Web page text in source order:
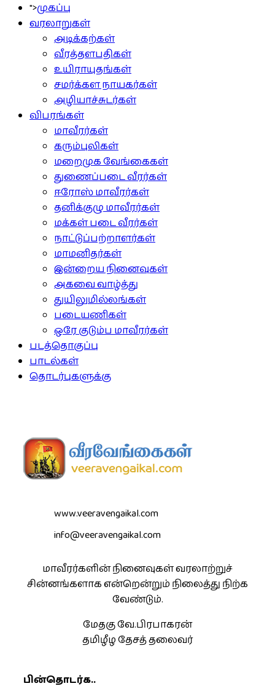
">முகப்பு
வரலாறுகள்
அடிக்கற்கள்
வீரத்தளபதிகள்
உயிராயுதங்கள்
சமர்க்கள நாயகர்கள்
அழியாச்சுடர்கள்
விபரங்கள்
மாவீரர்கள்
கரும்புலிகள்
மறைமுக வேங்கைகள்
துணைப்படை வீரர்கள்
ஈரோஸ் மாவீரர்கள்
தனிக்குழு மாவீரர்கள்
மக்கள் படை வீரர்கள்
நாட்டுப்பற்றாளர்கள்
மாமனிதர்கள்
இன்றைய நினைவுகள்
அகவை வாழ்த்து
துயிலுமில்லங்கள்
படையணிகள்
ஒரே குடும்ப மாவீரர்கள்
படத்தொகுப்பு
பாடல்கள்
தொடர்புகளுக்கு
www.veeravengaikal.com
info@veeravengaikal.com
மாவீரர்களின் நினைவுகள் வரலாற்றுச்
சின்னங்களாக என்றென்றும் நிலைத்து நிற்க
வேண்டும்.
மேதகு வே.பிரபாகரன்
தமிழீழ தேசத் தலைவர்
பின்தொடர்க..